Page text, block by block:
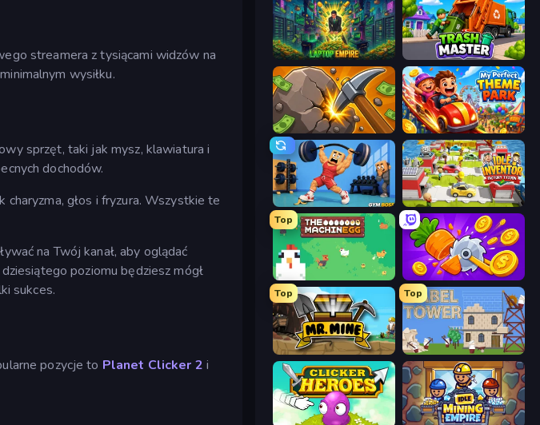
streamera z tysiącami widzów na
wysiłku.
sprzęt, taki jak mysz, klawiatura i
dochodów.
głos i fryzura. Wszystkie te
na Twój kanał, aby oglądać
poziomu będziesz mógł
sukces.
pozycje to Planet Clicker 2 i
Laptop Empire Trash Master
Mine Clicker My Perfect Theme Park
Gym Boss Idle Inventor
Top
The MachinEGG Farm Ring Idle
Top
Mr. Mine
Top
Babel Tower